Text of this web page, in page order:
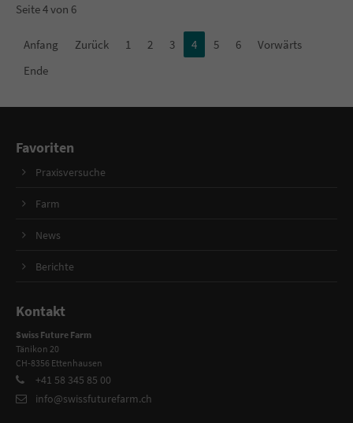
Seite 4 von 6
Anfang Zurück 1 2 3 4 5 6
Vorwärts
Ende
Favoriten
Praxisversuche
Farm
News
Berichte
Kontakt
Swiss Future Farm
Tänikon 20
CH-8356 Ettenhausen
+41 58 345 85 00
info@swissfuturefarm.ch